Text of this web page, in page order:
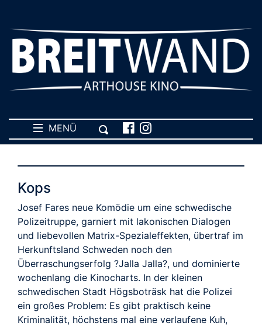
MENÜ
Kops
Josef Fares neue Komödie um eine schwedische
Polizeitruppe, garniert mit lakonischen Dialogen
und liebevollen Matrix-Spezialeffekten, übertraf im
Herkunftsland Schweden noch den
Überraschungserfolg ?Jalla Jalla?, und dominierte
wochenlang die Kinocharts. In der kleinen
schwedischen Stadt Högsboträsk hat die Polizei
ein großes Problem: Es gibt praktisch keine
Kriminalität, höchstens mal eine verlaufene Kuh,